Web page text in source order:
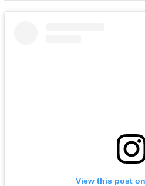
View this post